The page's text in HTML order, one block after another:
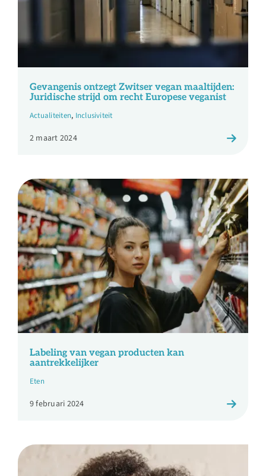
Gevangenis ontzegt Zwitser vegan maaltijden:
Juridische strijd om recht Europese veganist
Actualiteiten, Inclusiviteit
2 maart 2024
Labeling van vegan producten kan
aantrekkelijker
Eten
9 februari 2024